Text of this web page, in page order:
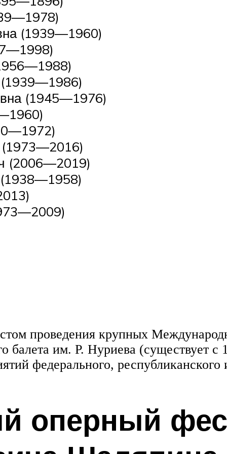
(1939—1960)
(1939—1986)
(1945—1976)
(2006—2019)
(1938—1958)
проведения крупных
им. Р. Нуриева (существует с
федерального, республиканского
оперный